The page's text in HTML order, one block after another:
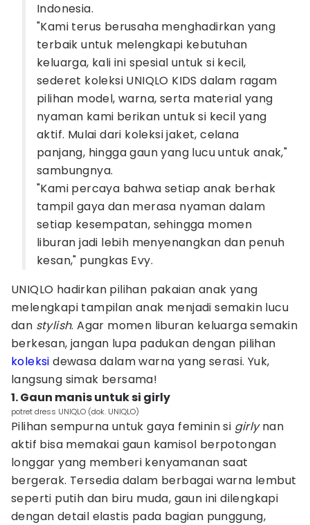
Indonesia.
"Kami terus berusaha menghadirkan yang
terbaik untuk melengkapi kebutuhan
keluarga, kali ini spesial untuk si kecil,
sederet koleksi UNIQLO KIDS dalam ragam
pilihan model, warna, serta material yang
nyaman kami berikan untuk si kecil yang
aktif. Mulai dari koleksi jaket, celana
panjang, hingga gaun yang lucu untuk anak,"
sambungnya.
"Kami percaya bahwa setiap anak berhak
tampil gaya dan merasa nyaman dalam
setiap kesempatan, sehingga momen
liburan jadi lebih menyenangkan dan penuh
kesan," pungkas Evy.
UNIQLO hadirkan pilihan pakaian anak yang
melengkapi tampilan anak menjadi semakin lucu
dan stylish. Agar momen liburan keluarga semakin
berkesan, jangan lupa padukan dengan pilihan
koleksi dewasa dalam warna yang serasi. Yuk,
langsung simak bersama!
1. Gaun manis untuk si girly
potret dress UNIQLO (dok. UNIQLO)
Pilihan sempurna untuk gaya feminin si girlynan
aktif bisa memakai gaun kamisol berpotongan
longgar yang memberi kenyamanan saat
bergerak. Tersedia dalam berbagai warna lembut
seperti putih dan biru muda, gaun ini dilengkapi
dengan detail elastis pada bagian punggung,